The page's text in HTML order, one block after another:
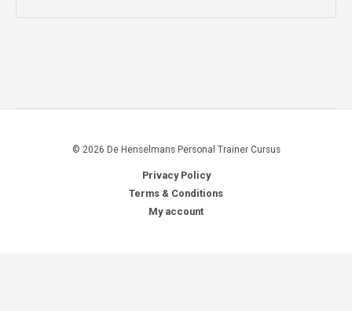
© 2026 De Henselmans Personal Trainer Cursus
Privacy Policy
Terms & Conditions
My account